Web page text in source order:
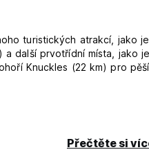
turistických atrakcí, jako je
a další prvotřídní místa, jako
Knuckles (22 km) pro pěší
nebo ve společném lounge.
Přečtěte si